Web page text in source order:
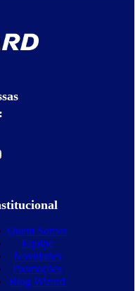
Quem Somos
Equipe
Novidades
Promoções
Blog Wizard